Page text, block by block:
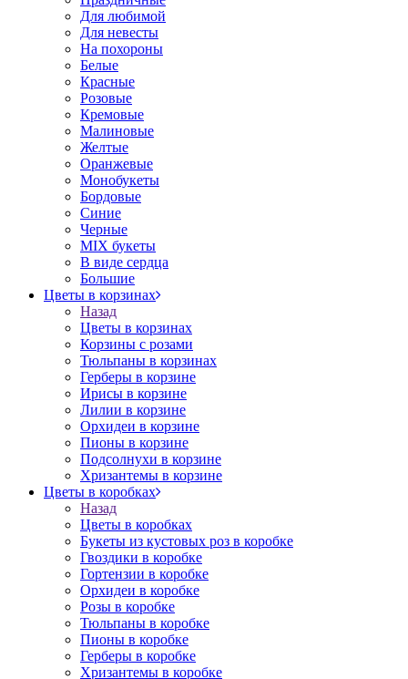
Для любимой
Для невесты
На похороны
Белые
Красные
Розовые
Кремовые
Малиновые
Желтые
Оранжевые
Монобукеты
Бордовые
Синие
Черные
MIX букеты
В виде сердца
Большие
Цветы в корзинах
Назад
Цветы в корзинах
Корзины с розами
Тюльпаны в корзинах
Герберы в корзине
Ирисы в корзине
Лилии в корзине
Орхидеи в корзине
Пионы в корзине
Подсолнухи в корзине
Хризантемы в корзине
Цветы в коробках
Назад
Цветы в коробках
Букеты из кустовых роз в коробке
Гвоздики в коробке
Гортензии в коробке
Орхидеи в коробке
Розы в коробке
Тюльпаны в коробке
Пионы в коробке
Герберы в коробке
Хризантемы в коробке